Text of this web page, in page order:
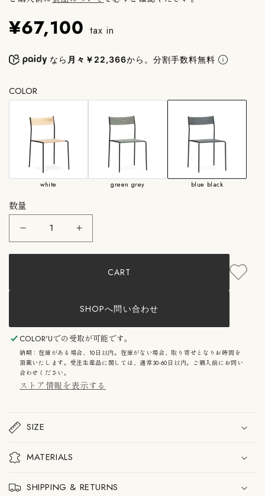
Hirata Gen Collection（ヒラタ ゲン コレクション）は、創業以来椅子
を中心に家具作りを続けてきた平田椅子製作所と、デンマークと日
上げた共同の家具ブランド。
合させ、シンプルで美しく、機能性があり、地球に優しい家具で
環境に配慮した、水性塗料仕上げのアッシュの無垢材、綿の帆布生
地、クヴァドラ社の無着色のウール、天然なめし革はソーレンセン
社のレザーといった化学物質を使わない素材を厳選して使用。
studioA27 （スタジオA27）
studioA27は、日本生まれのデザイナー石河 泰治朗（イシコ タイジ
ン）によるデザインスタジオ。2人は、それぞれのバックグラウン
長く愛されるデザインを目指しています。伝統的な職人技と現代技
術の両方を尊重し、受け入れながら、常に最善のバランスを目指す
ことによって新たなプロダクトを生み出しています。
¥67,100 tax in
なら 月々￥22,366から。分割手数料無料
COLOR
white green grey blue black
数量
Hirata
Gen
Collection：
コ
レ
ク
シ
ョ
ン
Gc02
ニ
ン
チ
の
Hirata
Gen
Collection：
タ
コ
レ
ク
シ
ョ
ン
Gc02
の
CART
SHOPへ問い合わせ
COLOR'Uでの受取が可能です。
納期：在庫がある場合、10日以内。在庫がない場合、取り寄せとなりお時間を
頂戴いたします。受注生産品に関しては、通常30-60日以内。ご購入前にお問い
合わせください。
ストア情報を表示する
SIZE
MATERIALS
SHIPPING & RETURNS